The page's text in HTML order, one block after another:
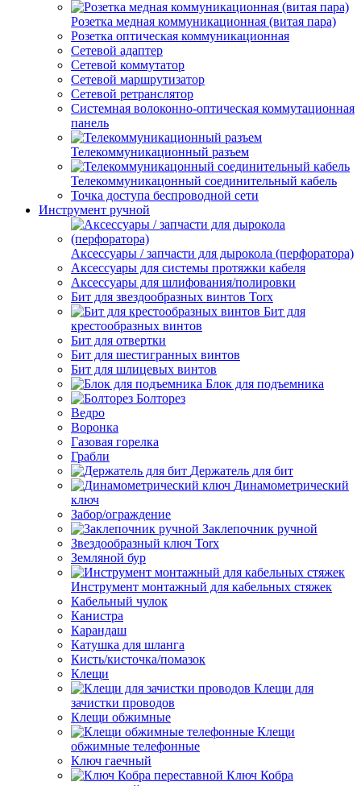
Розетка медная коммуникационная (витая пара)
Розетка оптическая коммуникационная
Сетевой адаптер
Сетевой коммутатор
Сетевой маршрутизатор
Сетевой ретранслятор
Системная волоконно-оптическая коммутационная
панель
Телекоммуникационный разъем
Телекоммуникацонный соединительный кабель
Точка доступа беспроводной сети
Инструмент ручной
Аксессуары / запчасти для дырокола (перфоратора)
Аксессуары для системы протяжки кабеля
Аксессуары для шлифования/полировки
Бит для звездообразных винтов Torx
Бит для
крестообразных винтов
Бит для отвертки
Бит для шестигранных винтов
Бит для шлицевых винтов
Блок для подъемника
Болторез
Ведро
Воронка
Газовая горелка
Грабли
Держатель для бит
Динамометрический
ключ
Забор/ограждение
Заклепочник ручной
Звездообразный ключ Torx
Земляной бур
Инструмент монтажный для кабельных стяжек
Кабельный чулок
Канистра
Карандаш
Катушка для шланга
Кисть/кисточка/помазок
Клещи
Клещи для
зачистки проводов
Клещи обжимные
Клещи
обжимные телефонные
Ключ гаечный
Ключ Кобра